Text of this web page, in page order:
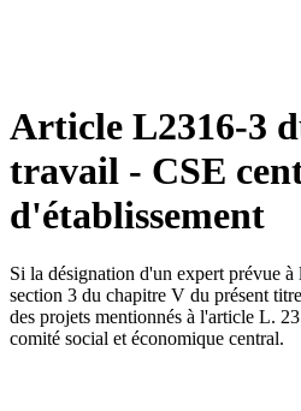
Article L2316-3
travail - CSE
d'établissement
Si la désignation d'un expert prévue à
section 3 du chapitre V du présent
des projets mentionnés à l'article L.
comité social et économique central.